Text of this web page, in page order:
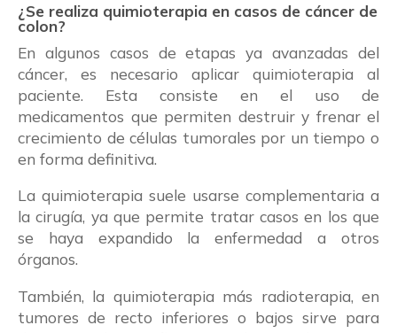
¿Se realiza quimioterapia en casos de cáncer de
colon?
En algunos casos de etapas ya avanzadas del
cáncer, es necesario aplicar quimioterapia al
paciente. Esta consiste en el uso de
medicamentos que permiten destruir y frenar el
crecimiento de células tumorales por un tiempo o
en forma definitiva.
La quimioterapia suele usarse complementaria a
la cirugía, ya que permite tratar casos en los que
se haya expandido la enfermedad a otros
órganos.
También, la quimioterapia más radioterapia, en
tumores de recto inferiores o bajos sirve para